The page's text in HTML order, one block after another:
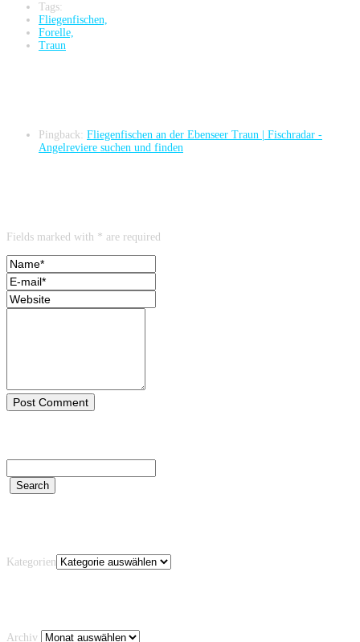
Tags:
Fliegenfischen,
Forelle,
Traun
Pingback: Fliegenfischen an der Ebenseer Traun | Fischradar -
Angelreviere suchen und finden
Fields marked with * are required
Kategorien
Archiv